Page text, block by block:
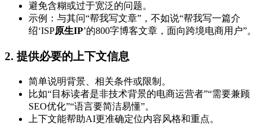
避免含糊或过于宽泛的问题。
示例：与其问“帮我写文章”，不如说“帮我写一篇介
绍‘ISP原生IP’的800字博客文章，面向跨境电商用户”。
2. 提供必要的上下文信息
简单说明背景、相关条件或限制。
比如“目标读者是非技术背景的电商运营者”“需要兼顾
SEO优化”“语言要简洁易懂”。
上下文能帮助AI更准确定位内容风格和重点。